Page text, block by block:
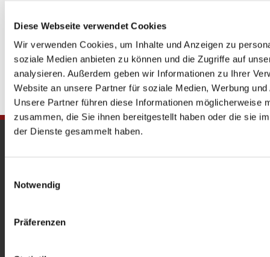
Diese Webseite verwendet Cookies
Wir verwenden Cookies, um Inhalte und Anzeigen zu
soziale Medien anbieten zu können und die Zugriffe auf
analysieren. Außerdem geben wir Informationen zu Ihrer
Website an unsere Partner für soziale Medien, Werbung
Unsere Partner führen diese Informationen möglicherweise
zusammen, die Sie ihnen bereitgestellt haben oder die sie
der Dienste gesammelt haben.
Notwendig
Präferenzen
Heckerdamm 230, 13627 Berlin |
Offene Kirche: Täglich 08-18 Uhr